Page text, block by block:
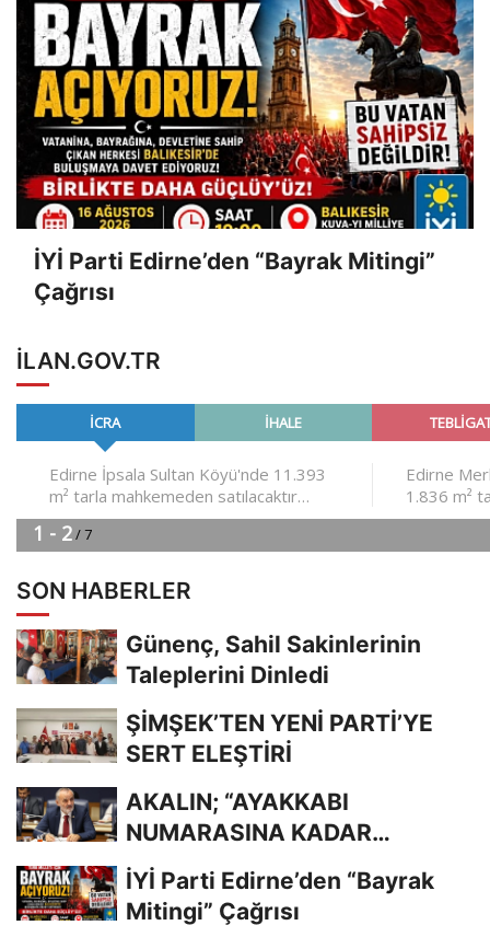
İYİ Parti Edirne’den “Bayrak Mitingi”
Çağrısı
ILAN.GOV.TR
SON HABERLER
Günenç, Sahil Sakinlerinin
Taleplerini Dinledi
ŞİMŞEK’TEN YENİ PARTİ’YE
SERT ELEŞTİRİ
AKALIN; “AYAKKABI
NUMARASINA KADAR
BİLİYORDUNUZ, ADRESİNİ Mİ
UNUTTUNUZ?”
İYİ Parti Edirne’den “Bayrak
Mitingi” Çağrısı